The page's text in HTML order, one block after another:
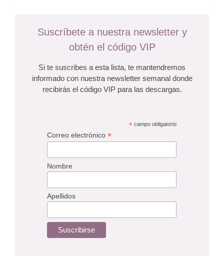
Suscríbete a nuestra newsletter y
obtén el código VIP
Si te suscribes a esta lista, te mantendremos
informado con nuestra newsletter semanal donde
recibirás el código VIP para las descargas.
* campo obligatorio
Correo electrónico*
Nombre
Apellidos